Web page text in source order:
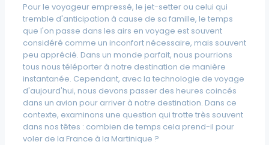
Pour le voyageur empressé, le jet-setter ou celui qui
tremble d'anticipation à cause de sa famille, le temps
que l'on passe dans les airs en voyage est souvent
considéré comme un inconfort nécessaire, mais souvent
peu apprécié. Dans un monde parfait, nous pourrions
tous nous téléporter à notre destination de manière
instantanée. Cependant, avec la technologie de voyage
d'aujourd'hui, nous devons passer des heures coincés
dans un avion pour arriver à notre destination. Dans ce
contexte, examinons une question qui trotte très souvent
dans nos têtes : combien de temps cela prend-il pour
voler de la France à la Martinique ?